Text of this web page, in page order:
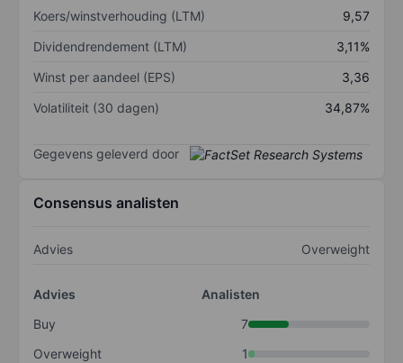
Koers/winstverhouding (LTM)
9,57
Dividendrendement (LTM)
3,11%
Winst per aandeel (EPS)
3,36
Volatiliteit (30 dagen)
34,87%
Gegevens geleverd door
Consensus analisten
Advies Overweight
Advies
Analisten
Buy
7
Overweight
1